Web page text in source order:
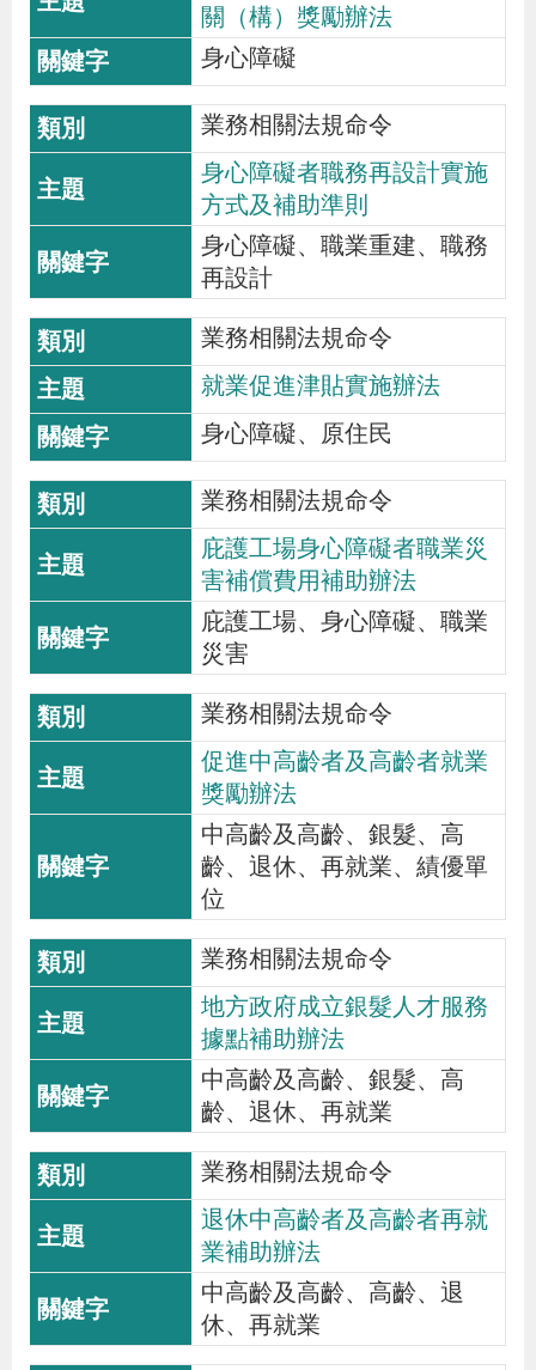
貪
瀆
交
通
置
圖
關（構）獎勵辦法
身心障礙
業務相關法規命令
身心障礙者職務再設計實施
方式及補助準則
身心障礙、職業重建、職務
再設計
業務相關法規命令
就業促進津貼實施辦法
身心障礙、原住民
業務相關法規命令
庇護工場身心障礙者職業災
害補償費用補助辦法
庇護工場、身心障礙、職業
災害
業務相關法規命令
促進中高齡者及高齡者就業
獎勵辦法
中高齡及高齡、銀髮、高
齡、退休、再就業、績優單
位
業務相關法規命令
地方政府成立銀髮人才服務
據點補助辦法
中高齡及高齡、銀髮、高
齡、退休、再就業
業務相關法規命令
退休中高齡者及高齡者再就
業補助辦法
中高齡及高齡、高齡、退
休、再就業